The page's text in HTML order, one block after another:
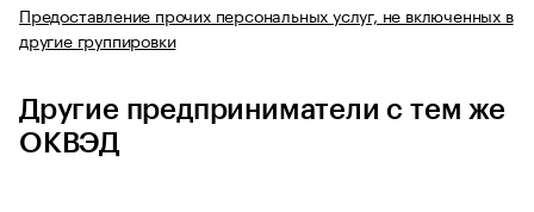
Предоставление прочих персональных услуг, не включенных в
другие группировки
Другие предприниматели с тем же
ОКВЭД